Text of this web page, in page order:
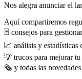
Nos alegra anunciar el
Aquí compartiremos
🃏 consejos para
📈 análisis y estadísticas
💡 trucos para mejorar
🗞️ y todas las novedades